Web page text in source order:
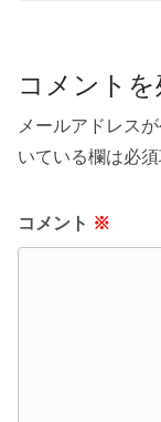
コメント
メールアドレス
いている欄は必
コメント ※